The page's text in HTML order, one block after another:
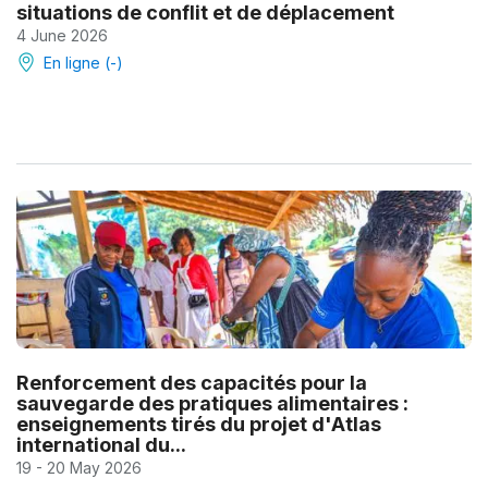
situations de conflit et de déplacement
4 June 2026
En ligne (-)
Renforcement des capacités pour la
sauvegarde des pratiques alimentaires :
enseignements tirés du projet d'Atlas
international du...
19 - 20 May 2026